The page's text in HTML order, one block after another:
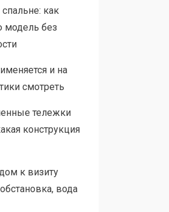
как
модель без
и на
смотреть
тележки
конструкция
к визиту
вода